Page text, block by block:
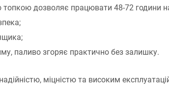
топкою дозволяє працювати 48-72 години
паливо згоряє практично без залишку.
міцністю та високим